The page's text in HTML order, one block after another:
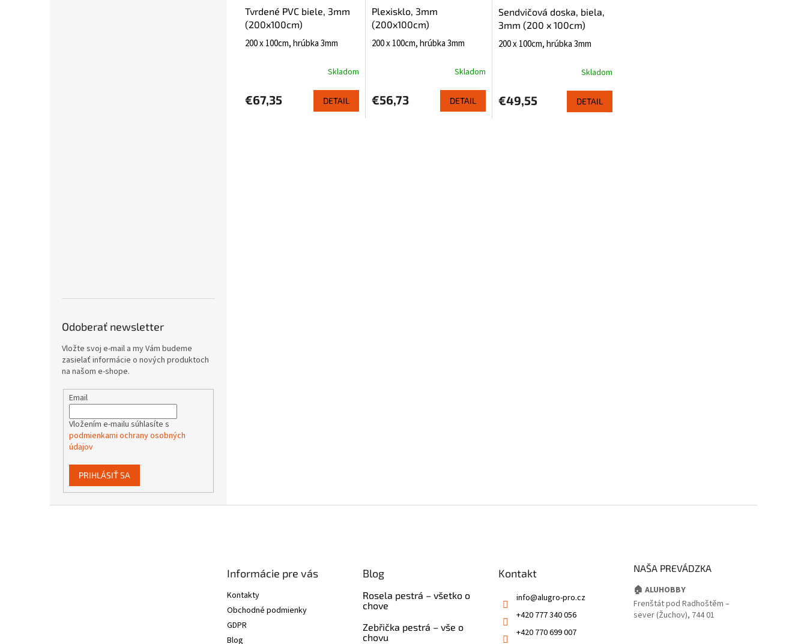
Odoberať newsletter
Vložte svoj e-mail a my Vám budeme
zasielať informácie o nových produktoch
na našom e-shope.
Email
Vložením e-mailu súhlasíte s
podmienkami ochrany osobných
údajov
PRIHLÁSIŤ SA
Tvrdené PVC biele, 3mm
(200x100cm)
200 x 100cm, hrúbka 3mm
Skladom
€67,35 DETAIL
Plexisklo, 3mm
(200x100cm)
200 x 100cm, hrúbka 3mm
Skladom
€56,73 DETAIL
Sendvičová doska, biela,
3mm (200 x 100cm)
200 x 100cm, hrúbka 3mm
Skladom
€49,55 DETAIL
Informácie pre vás
Kontakty
Obchodné podmienky
GDPR
Blog
Blog
Rosela pestrá – všetko o
chove
Zebřička pestrá – vše o
chovu
Kontakt
info@alugro-pro.cz
+420 777 340 056
+420 770 699 007
NAŠA PREVÁDZKA
🏠 ALUHOBBY
Frenštát pod Radhoštěm –
sever (Žuchov), 744 01